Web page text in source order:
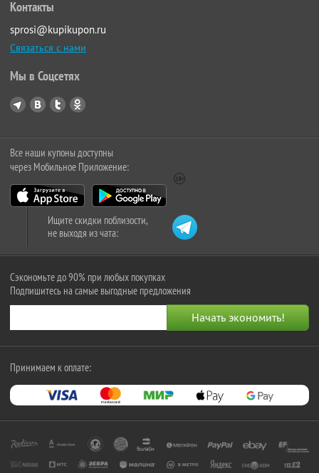
Контакты
sprosi@kupikupon.ru
Связаться с нами
Мы в Соцсетях
Все наши купоны доступны
через Мобильное Приложение:
Ищите скидки поблизости,
не выходя из чата:
Сэкономьте до 90% при любых покупках
Подпишитесь на самые выгодные предложения
Принимаем к оплате: